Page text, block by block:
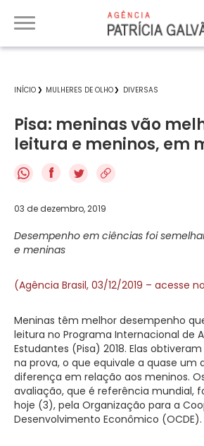
INÍCIO MULHERES DE OLHO DIVERSAS
Pisa: meninas vão
leitura e meninos, em
f
03 de dezembro, 2019
Desempenho em ciências foi
e meninas
(Agência Brasil, 03/12/2019 – acesse
Meninas têm melhor desempenho
leitura no Programa Internacional de
Estudantes (Pisa) 2018. Elas
na prova, o que equivale a quase um
diferença em relação aos meninos.
avaliação, que é referência mundial,
hoje (3), pela Organização para a
Desenvolvimento Econômico (OCDE).